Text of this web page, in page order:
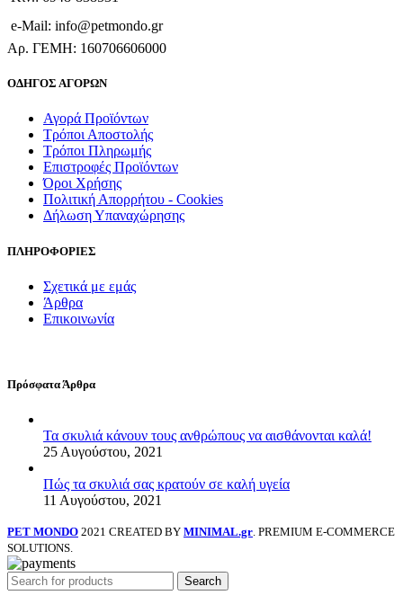
e-Mail: info@petmondo.gr
Aρ. ΓΕΜΗ: 160706606000
ΟΔΗΓΟΣ ΑΓΟΡΩΝ
Αγορά Προϊόντων
Τρόποι Αποστολής
Τρόποι Πληρωμής
Επιστροφές Προϊόντων
Όροι Χρήσης
Πολιτική Απορρήτου - Cookies
Δήλωση Υπαναχώρησης
ΠΛΗΡΟΦΟΡΙΕΣ
Σχετικά με εμάς
Άρθρα
Επικοινωνία
Πρόσφατα Άρθρα
Τα σκυλιά κάνουν τους ανθρώπους να αισθάνονται καλά!
25 Αυγούστου, 2021
Πώς τα σκυλιά σας κρατούν σε καλή υγεία
11 Αυγούστου, 2021
PET MONDO 2021 CREATED BY MINIMAL.gr. PREMIUM E-COMMERCE
SOLUTIONS.
Search